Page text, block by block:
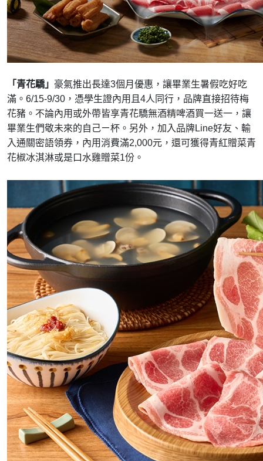
「青花驕」 豪氣推出長達3個月優惠，讓畢業生暑假吃好吃
滿。6/15-9/30，憑學生證內用且4人同行，品牌直接招待梅
花豬。不論內用或外帶皆享青花驕無酒精啤酒買一送一，讓
畢業生們敬未來的自己ㄧ杯。另外，加入品牌Line好友、輸
入通關密語領券，內用消費滿2,000元，還可獲得青紅贈菜青
花椒冰淇淋或是口水雞贈菜1份。